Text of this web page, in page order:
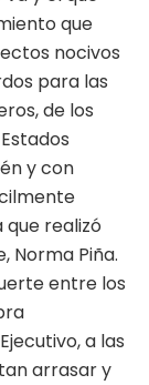
que
nocivos
para las
de los
y con
realizó
Norma Piña.
entre los
a las
arrasar y